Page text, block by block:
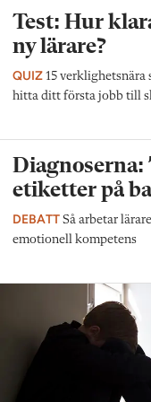
Test: Hur
ny lärare?
QUIZ 15
hitta ditt första jobb till
Diagnoserna:
etiketter på
DEBATT Så arbetar
emotionell kompetens